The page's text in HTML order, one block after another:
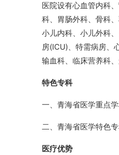
医院设有心血管内科
科、胃肠外科、骨科
小儿内科、小儿外科
房(ICU)、特需病房、
输血科、临床营养科
特色专科
一、青海省医学重点
二、青海省医学特色
医疗优势